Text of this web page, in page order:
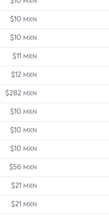
MXN
$10 MXN
$10 MXN
$11 MXN
$12 MXN
$282 MXN
$10 MXN
$10 MXN
$10 MXN
$56 MXN
$21 MXN
$21 MXN